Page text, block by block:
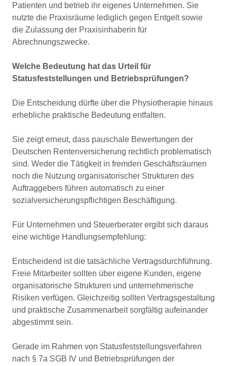
Patienten und betrieb ihr eigenes Unternehmen. Sie
nutzte die Praxisräume lediglich gegen Entgelt sowie
die Zulassung der Praxisinhaberin für
Abrechnungszwecke.
Welche Bedeutung hat das Urteil für
Statusfeststellungen und Betriebsprüfungen?
Die Entscheidung dürfte über die Physiotherapie hinaus
erhebliche praktische Bedeutung entfalten.
Sie zeigt erneut, dass pauschale Bewertungen der
Deutschen Rentenversicherung rechtlich problematisch
sind. Weder die Tätigkeit in fremden Geschäftsräumen
noch die Nutzung organisatorischer Strukturen des
Auftraggebers führen automatisch zu einer
sozialversicherungspflichtigen Beschäftigung.
Für Unternehmen und Steuerberater ergibt sich daraus
eine wichtige Handlungsempfehlung:
Entscheidend ist die tatsächliche Vertragsdurchführung.
Freie Mitarbeiter sollten über eigene Kunden, eigene
organisatorische Strukturen und unternehmerische
Risiken verfügen. Gleichzeitig sollten Vertragsgestaltung
und praktische Zusammenarbeit sorgfältig aufeinander
abgestimmt sein.
Gerade im Rahmen von Statusfeststellungsverfahren
nach § 7a SGB IV und Betriebsprüfungen der